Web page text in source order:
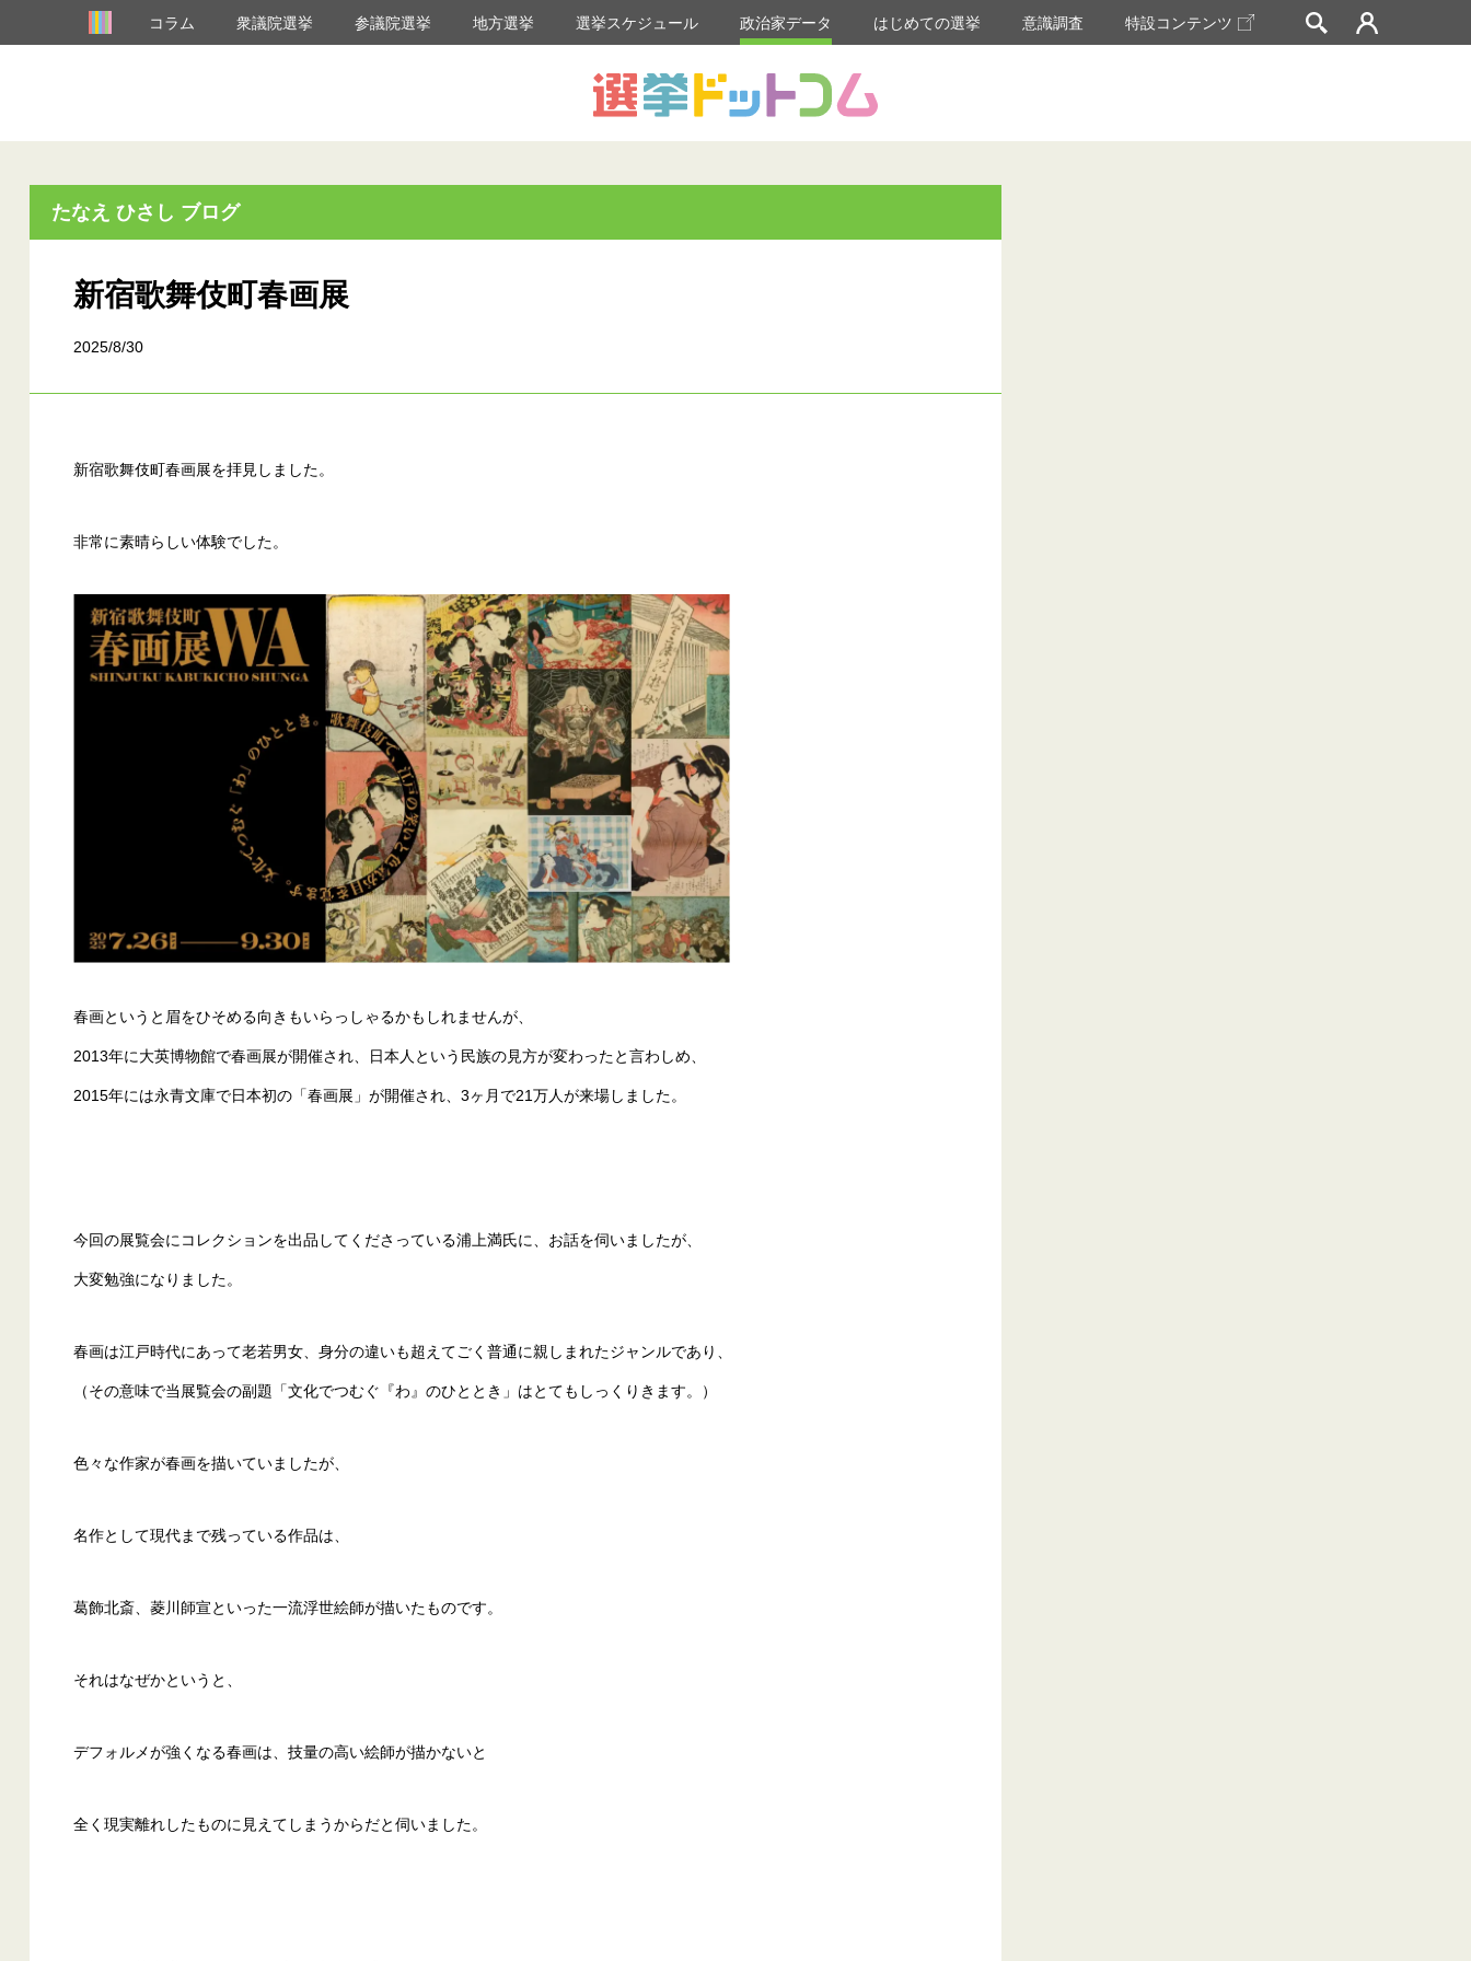
コラム 衆議院選挙 参議院選挙 地方選挙 選挙スケジュール 政治家データ はじめての選挙 意識調査 特設コンテンツ
たなえ ひさし ブログ
新宿歌舞伎町春画展
2025/8/30
新宿歌舞伎町春画展を拝見しました。
非常に素晴らしい体験でした。
春画というと眉をひそめる向きもいらっしゃるかもしれませんが、
2013年に大英博物館で春画展が開催され、日本人という民族の見方が変わったと言わしめ、
2015年には永青文庫で日本初の「春画展」が開催され、3ヶ月で21万人が来場しました。
今回の展覧会にコレクションを出品してくださっている浦上満氏に、お話を伺いましたが、
大変勉強になりました。
春画は江戸時代にあって老若男女、身分の違いも超えてごく普通に親しまれたジャンルであり、
（その意味で当展覧会の副題「文化でつむぐ『わ』のひととき 」はとてもしっくりきます。）
色々な作家が春画を描いていましたが、
名作として現代まで残っている作品は、
葛飾北斎、菱川師宣といった一流浮世絵師が描いたものです。
それはなぜかというと、
デフォルメが強くなる春画は、技量の高い絵師が描かないと
全く現実離れしたものに見えてしまうからだと伺いました。